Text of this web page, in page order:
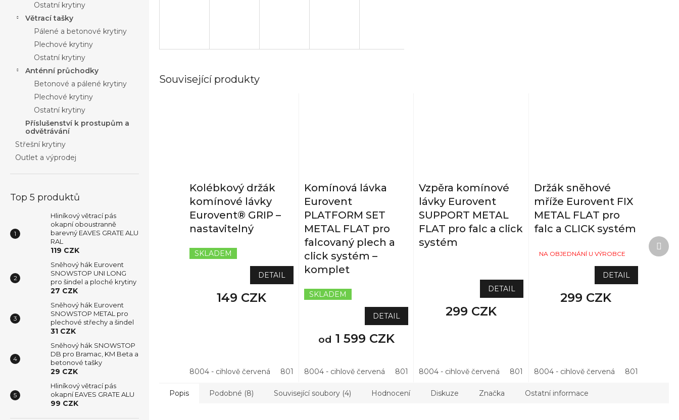
Ostatní krytiny
Větrací tašky
Pálené a betonové krytiny
Plechové krytiny
Ostatní krytiny
Anténní průchodky
Betonové a pálené krytiny
Plechové krytiny
Ostatní krytiny
Příslušenství k prostupům a
odvětrávání
Střešní krytiny
Outlet a výprodej
Top 5 produktů
Hliníkový větrací pás
okapní oboustranně
barevný EAVES GRATE ALU
RAL
119 CZK
Sněhový hák Eurovent
SNOWSTOP UNI LONG
pro šindel a ploché krytiny
27 CZK
Sněhový hák Eurovent
SNOWSTOP METAL pro
plechové střechy a šindel
31 CZK
Sněhový hák SNOWSTOP
DB pro Bramac, KM Beta a
betonové tašky
29 CZK
Hliníkový větrací pás
okapní EAVES GRATE ALU
99 CZK
Související produkty
Kolébkový držák
komínové lávky
Eurovent® GRIP –
nastavitelný
SKLADEM
149 CZK
DETAIL
8004 - cihlově červená 8019 - hnědá 7021 - antracitová 3011 - višňová 8017 - hnědá 9005 - černá 3004 - třešeň 7024 -
Komínová lávka
Eurovent
PLATFORM SET
METAL FLAT pro
falcovaný plech a
click systém –
komplet
SKLADEM
od 1 599 CZK
DETAIL
8004 - cihlově červená 8019 - hnědá 3011 - višňová 8017 - hnědá 9005 - černá 3009 -
Vzpěra komínové
lávky Eurovent
SUPPORT METAL
FLAT pro falc a click
systém
299 CZK
DETAIL
8004 - cihlově červená 8019 - hnědá 7021 - antracitová
Držák sněhové
mříže Eurovent FIX
METAL FLAT pro
falc a CLICK systém
NA OBJEDNÁNÍ U VÝROBCE
299 CZK
DETAIL
8004 - cihlově červená 8019 - hnědá
Další
Popis Podobné (8) Související soubory (4) Hodnocení Diskuze Značka Ostatní informace